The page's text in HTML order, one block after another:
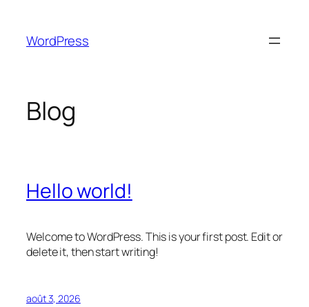
contenu
WordPress
Blog
Hello world!
Welcome to WordPress. This is your first post. Edit or
delete it, then start writing!
août 3, 2026